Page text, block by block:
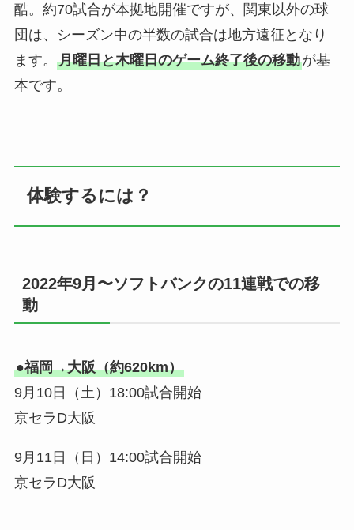
酷。約70試合が本拠地開催ですが、関東以外の球
団は、シーズン中の半数の試合は地方遠征となり
ます。 月曜日と木曜日のゲーム終了後の移動が基
本です。
体験するには？
2022年9月〜ソフトバンクの11連戦での移
動
●福岡→大阪（約620km）
9月10日（土）18:00試合開始
京セラD大阪
9月11日（日）14:00試合開始
京セラD大阪